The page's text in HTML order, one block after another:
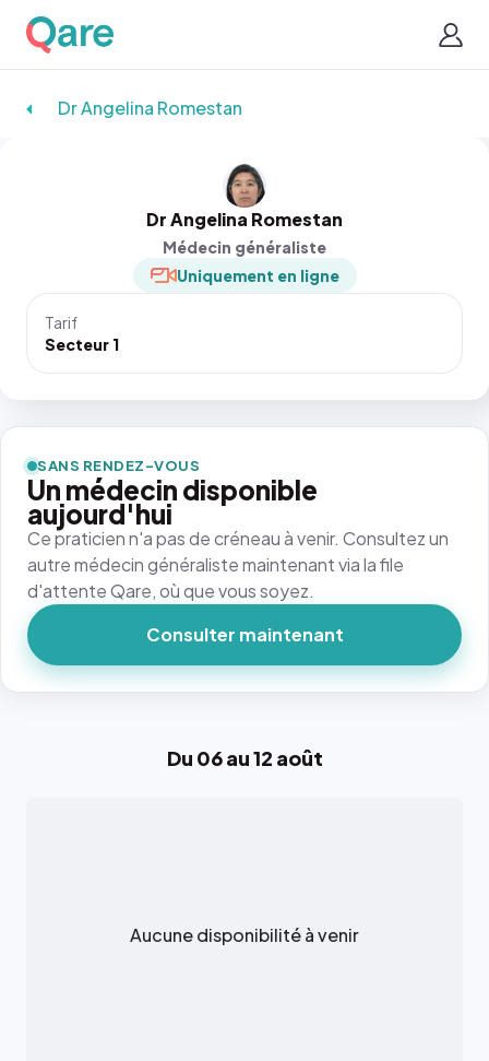
Dr Angelina Romestan
Dr Angelina Romestan
Médecin généraliste
Uniquement en ligne
Tarif
Secteur 1
Du 06 au 12 août
Aucune disponibilité à venir
SANS RENDEZ-VOUS
Un médecin disponible
aujourd'hui
Ce praticien n'a pas de créneau à venir. Consultez un
autre médecin généraliste maintenant via la file
d'attente Qare, où que vous soyez.
Consulter maintenant